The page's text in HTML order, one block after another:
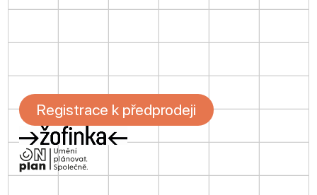
Registrace k předprodeji